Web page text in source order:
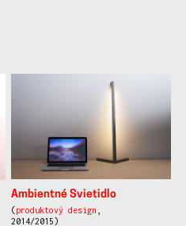
Ambientné Svietidlo
( produktový design ,
2014/2015)